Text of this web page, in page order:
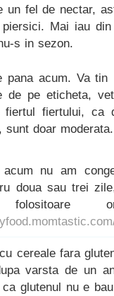
fel de nectar,
Mai iau
s in sezon.
pana acum. Va
de pe eticheta,
fiertului, ca
doar moderata.
acum nu am
doua sau trei
cereale fara
varsta de un
glutenul nu e